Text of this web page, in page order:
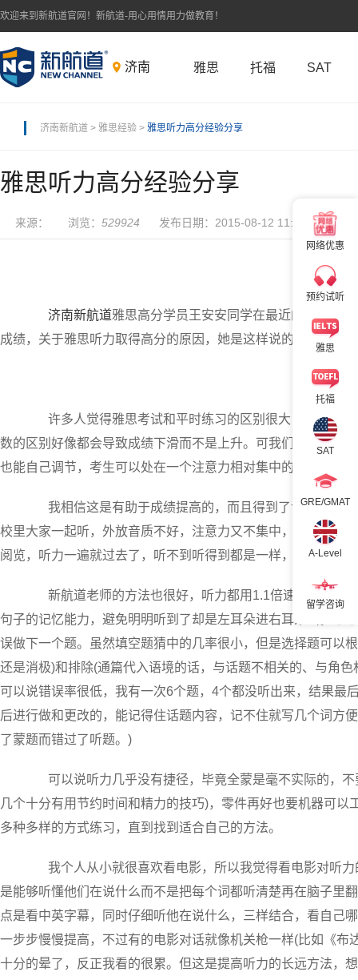
欢迎来到新航道官网！新航道-用心用情用力做教育！
济南 雅思 托福 SAT
济南新航道 > 雅思经验 > 雅思听力高分经验分享
雅思听力高分经验分享
来源： 浏览： 529924 发布日期：2015-08-12 11:51
济南新航道雅思高分学员王安安同学在最近的雅思考
成绩，关于雅思听力取得高分的原因，她是这样说的：
许多人觉得雅思考试和平时练习的区别很大，原因有很
数的区别好像都会导致成绩下滑而不是上升。可我们平时练习
也能自己调节，考生可以处在一个注意力相对集中的环境下，
我相信这是有助于成绩提高的，而且得到了证实，因为
校里大家一起听，外放音质不好，注意力又不集中，所以成绩
阅览，听力一遍就过去了，听不到听得到都是一样，对注意力
新航道老师的方法也很好，听力都用1.1倍速锻炼，这
句子的记忆能力，避免明明听到了却是左耳朵进右耳朵出。心
误做下一个题。虽然填空题猜中的几率很小，但是选择题可以
还是消极)和排除(通篇代入语境的话，与话题不相关的、与角
可以说错误率很低，我有一次6个题，4个都没听出来，结果最
后进行做和更改的，能记得住话题内容，记不住就写几个词方
了蒙题而错过了听题。)
可以说听力几乎没有捷径，毕竟全蒙是毫不实际的，不
几个十分有用节约时间和精力的技巧)，零件再好也要机器可
多种多样的方式练习，直到找到适合自己的方法。
我个人从小就很喜欢看电影，所以我觉得看电影对听力
是能够听懂他们在说什么而不是把每个词都听清楚再在脑子里
点是看中英字幕，同时仔细听他在说什么，三样结合，看自己
一步步慢慢提高，不过有的电影对话就像机关枪一样(比如《
十分的晕了，反正我看的很累。但这是提高听力的长远方法，
网络优惠
预约试听
雅思
托福
SAT
GRE/GMAT
A-Level
留学咨询
×
×